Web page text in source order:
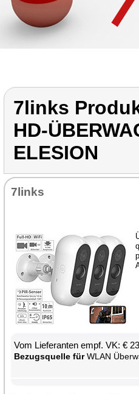
7links
HD-
ELESION
7links
Vom Lie­fe­ran­ten empf. VK: €
Be­zugs­quel­le fürWLAN